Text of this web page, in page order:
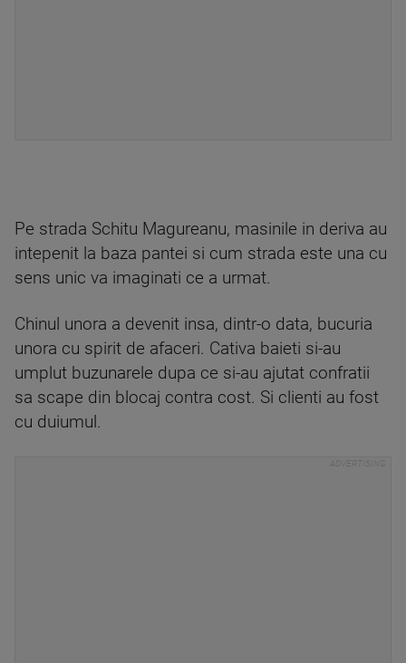
Pe strada Schitu Magureanu, masinile in deriva au
intepenit la baza pantei si cum strada este una cu
sens unic va imaginati ce a urmat.
Chinul unora a devenit insa, dintr-o data, bucuria
unora cu spirit de afaceri. Cativa baieti si-au
umplut buzunarele dupa ce si-au ajutat confratii
sa scape din blocaj contra cost. Si clienti au fost
cu duiumul.